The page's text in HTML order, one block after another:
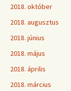
2018. október
2018. augusztus
2018. június
2018. május
2018. április
2018. március